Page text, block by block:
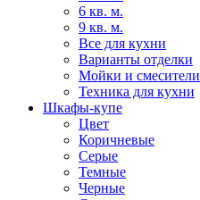
6 кв. м.
9 кв. м.
Все для кухни
Варианты отделки
Мойки и смесители
Техника для кухни
Шкафы-купе
Цвет
Коричневые
Серые
Темные
Черные